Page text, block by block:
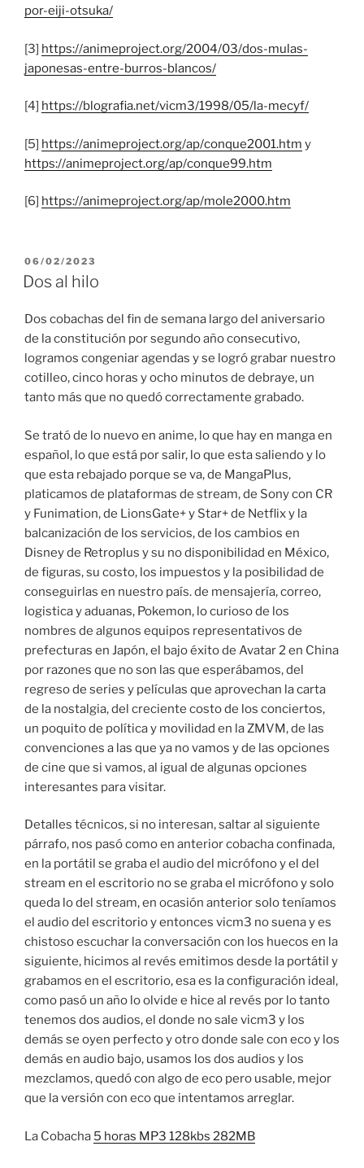
por-eiji-otsuka/
[3] https://animeproject.org/2004/03/dos-mulas-
japonesas-entre-burros-blancos/
[4] https://blografia.net/vicm3/1998/05/la-mecyf/
[5] https://animeproject.org/ap/conque2001.htm y
https://animeproject.org/ap/conque99.htm
[6] https://animeproject.org/ap/mole2000.htm
PUBLICADO
EL
06/02/2023
Dos al hilo
Dos cobachas del fin de semana largo del aniversario
de la constitución por segundo año consecutivo,
logramos congeniar agendas y se logró grabar nuestro
cotilleo, cinco horas y ocho minutos de debraye, un
tanto más que no quedó correctamente grabado.
Se trató de lo nuevo en anime, lo que hay en manga en
español, lo que está por salir, lo que esta saliendo y lo
que esta rebajado porque se va, de MangaPlus,
platicamos de plataformas de stream, de Sony con CR
y Funimation, de LionsGate+ y Star+ de Netflix y la
balcanización de los servicios, de los cambios en
Disney de Retroplus y su no disponibilidad en México,
de figuras, su costo, los impuestos y la posibilidad de
conseguirlas en nuestro país. de mensajería, correo,
logistica y aduanas, Pokemon, lo curioso de los
nombres de algunos equipos representativos de
prefecturas en Japón, el bajo éxito de Avatar 2 en China
por razones que no son las que esperábamos, del
regreso de series y películas que aprovechan la carta
de la nostalgia, del creciente costo de los conciertos,
un poquito de política y movilidad en la ZMVM, de las
convenciones a las que ya no vamos y de las opciones
de cine que si vamos, al igual de algunas opciones
interesantes para visitar.
Detalles técnicos, si no interesan, saltar al siguiente
párrafo, nos pasó como en anterior cobacha confinada,
en la portátil se graba el audio del micrófono y el del
stream en el escritorio no se graba el micrófono y solo
queda lo del stream, en ocasión anterior solo teníamos
el audio del escritorio y entonces vicm3 no suena y es
chistoso escuchar la conversación con los huecos en la
siguiente, hicimos al revés emitimos desde la portátil y
grabamos en el escritorio, esa es la configuración ideal,
como pasó un año lo olvide e hice al revés por lo tanto
tenemos dos audios, el donde no sale vicm3 y los
demás se oyen perfecto y otro donde sale con eco y los
demás en audio bajo, usamos los dos audios y los
mezclamos, quedó con algo de eco pero usable, mejor
que la versión con eco que intentamos arreglar.
La Cobacha 5 horas MP3 128kbs 282MB